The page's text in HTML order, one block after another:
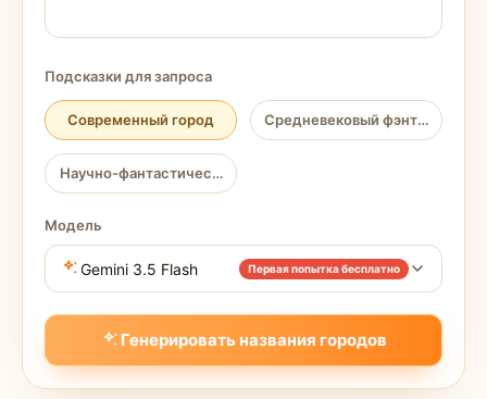
Подсказки для запроса
Современный город Средневековый фэнтезийный
Научно-фантастический город
Модель
Gemini 3.5 Flash Первая попытка бесплатно
Генерировать названия городов